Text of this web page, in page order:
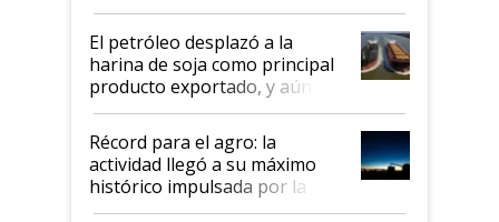
El petróleo desplazó a la
harina de soja como principal
producto exportado, y aún así
el agro aportó casi seis de cada
diez dólares y sostuvo el
liderazgo en un semestre
récord
Récord para el agro: la
actividad llegó a su máximo
histórico impulsada por la
cosecha y las exportaciones